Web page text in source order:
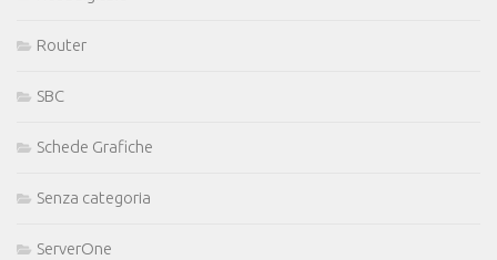
Router
SBC
Schede Grafiche
Senza categoria
ServerOne